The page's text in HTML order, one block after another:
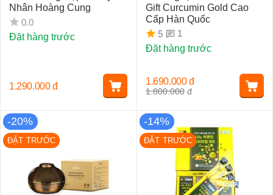
Nhân Hoàng Cung
0.0
Đặt hàng trước
1.290.000 đ
Gift Curcumin Gold Cao
Cấp Hàn Quốc
5
1
Đặt hàng trước
1.800.000 đ
1.690.000 đ
-20%
ĐẶT TRƯỚC
-14%
ĐẶT TRƯỚC